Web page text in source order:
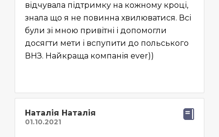
учнями. Плюсом є невелика кількість
учнів в группі, що дозволяє викладачеві
звертати увагу на кожного. Вступ та
гуртожиток. Компанія поселила мені
гуртожиток, надала мені вибір згідно
вчасно, доступно та відкрито
повідомляють про необхідні операції.
Можу підтверидити, що відчуваєш себе
відчувала підтримку на кожному кроці,
знала що я не повинна хвилюватися. Всі
були зі мною привітні і допомогли
досягти мети і вспупити до польського
ВНЗ. Найкраща компанія ever))
Наталія Наталія